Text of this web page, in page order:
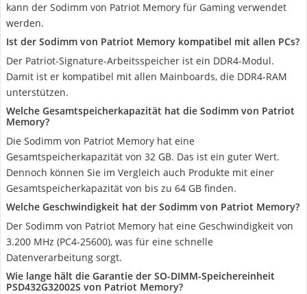
kann der Sodimm von Patriot Memory für Gaming verwendet
werden.
Ist der Sodimm von Patriot Memory kompatibel mit allen PCs?
Der Patriot-Signature-Arbeitsspeicher ist ein DDR4-Modul.
Damit ist er kompatibel mit allen Mainboards, die DDR4-RAM
unterstützen.
Welche Gesamtspeicherkapazität hat die Sodimm von Patriot
Memory?
Die Sodimm von Patriot Memory hat eine
Gesamtspeicherkapazität von 32 GB. Das ist ein guter Wert.
Dennoch können Sie im Vergleich auch Produkte mit einer
Gesamtspeicherkapazität von bis zu 64 GB finden.
Welche Geschwindigkeit hat der Sodimm von Patriot Memory?
Der Sodimm von Patriot Memory hat eine Geschwindigkeit von
3.200 MHz (PC4-25600), was für eine schnelle
Datenverarbeitung sorgt.
Wie lange hält die Garantie der SO-DIMM-Speichereinheit
PSD432G32002S von Patriot Memory?